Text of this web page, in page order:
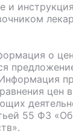
и инструкция
о
цен
55 ФЗ